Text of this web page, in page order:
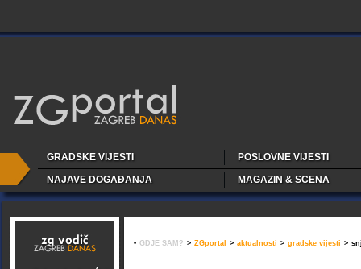
GRADSKE VIJESTI
POSLOVNE VIJESTI
NAJAVE DOGAĐANJA
MAGAZIN & SCENA
• GDJE SAM? > ZGportal > aktualnosti > gradske vijesti >